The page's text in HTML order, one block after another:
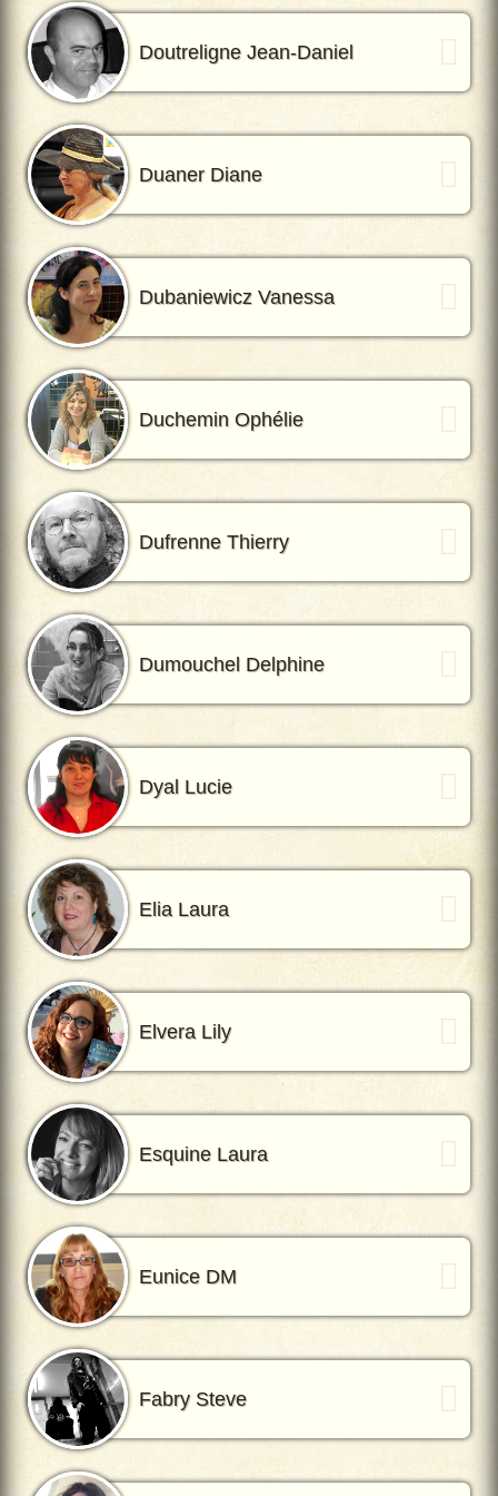
Doutreligne Jean-Daniel
Duaner Diane
Dubaniewicz Vanessa
Duchemin Ophélie
Dufrenne Thierry
Dumouchel Delphine
Dyal Lucie
Elia Laura
Elvera Lily
Esquine Laura
Eunice DM
Fabry Steve